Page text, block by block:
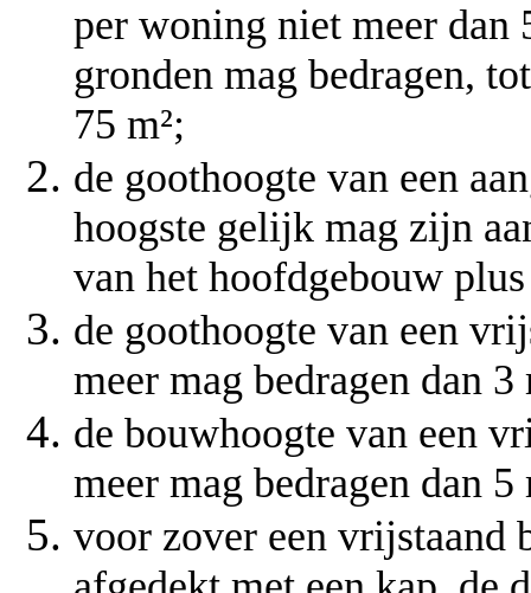
per woning niet meer dan
gronden mag bedragen,
75 m²;
de goothoogte van een
hoogste gelijk mag zijn
van het hoofdgebouw
de goothoogte van een
meer mag bedragen dan 3
de bouwhoogte van een
meer mag bedragen dan 5
voor zover een vrijstaand